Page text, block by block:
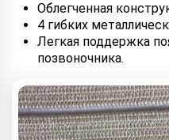
Облегченная
4 гибких
Легкая поддержка
позвоночника.